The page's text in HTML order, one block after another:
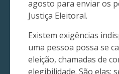
agosto para enviar os
Justiça Eleitoral.
Existem exigências
uma pessoa possa se
eleição, chamadas de
elegibilidade. São elas: